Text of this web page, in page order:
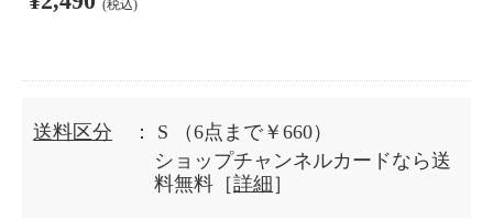
(税込)
送料区分 ： S
（6点まで￥660）
ショップチャンネルカードなら送
料無料［詳細 ］